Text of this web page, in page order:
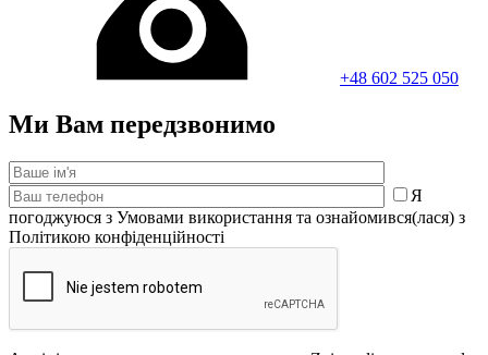
+48 602 525 050
Ми Вам передзвонимо
Я
погоджуюся з Умовами використання та ознайомився(лася) з
Політикою конфіденційності